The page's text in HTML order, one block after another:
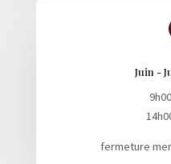
Juin -
fermeture